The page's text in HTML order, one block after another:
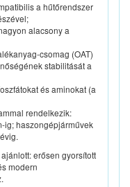
a hűtőrendszer
alacsony a
csomag (OAT)
stabilitását a
és aminokat (a
rendelkezik:
haszongépjárművek 
erősen gyorsított
modern